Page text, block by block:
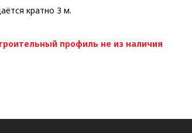
кратно 3 м.
профиль не из наличия